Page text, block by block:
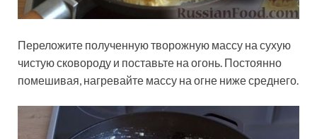
Переложите полученную творожную массу на сухую
чистую сковороду и поставьте на огонь. Постоянно
помешивая, нагревайте массу на огне ниже среднего.